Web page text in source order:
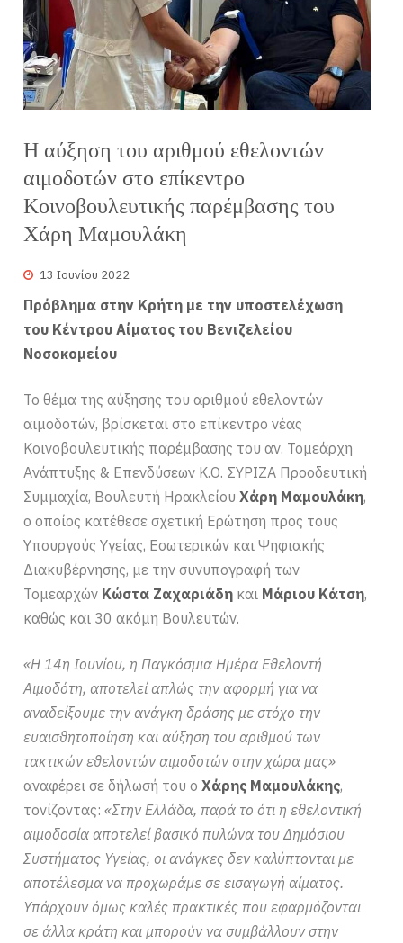
Η αύξηση του αριθμού εθελοντών
αιμοδοτών στο επίκεντρο
Κοινοβουλευτικής παρέμβασης του
Χάρη Μαμουλάκη
13 Ιουνίου 2022
Πρόβλημα στην Κρήτη με την υποστελέχωση
του Κέντρου Αίματος του Βενιζελείου
Νοσοκομείου
Το θέμα της αύξησης του αριθμού εθελοντών
αιμοδοτών, βρίσκεται στο επίκεντρο νέας
Κοινοβουλευτικής παρέμβασης του αν. Τομεάρχη
Ανάπτυξης & Επενδύσεων Κ.Ο. ΣΥΡΙΖΑ Προοδευτική
Συμμαχία, Βουλευτή ΗρακλείουΧάρη Μαμουλάκη,
ο οποίος κατέθεσε σχετική Ερώτηση προς τους
Υπουργούς Υγείας, Εσωτερικών και Ψηφιακής
Διακυβέρνησης, με την συνυπογραφή των
Τομεαρχών Κώστα Ζαχαριάδη και Μάριου Κάτση,
καθώς και 30 ακόμη Βουλευτών.
«Η 14η Ιουνίου, η Παγκόσμια Ημέρα Εθελοντή
Αιμοδότη, αποτελεί απλώς την αφορμή για να
αναδείξουμε την ανάγκη δράσης με στόχο την
ευαισθητοποίηση και αύξηση του αριθμού των
τακτικών εθελοντών αιμοδοτών στην χώρα μας»
αναφέρει σε δήλωσή του οΧάρης Μαμουλάκης,
τονίζοντας:«Στην Ελλάδα, παρά το ότι η εθελοντική
αιμοδοσία αποτελεί βασικό πυλώνα του Δημόσιου
Συστήματος Υγείας, οι ανάγκες δεν καλύπτονται με
αποτέλεσμα να προχωράμε σε εισαγωγή αίματος.
Υπάρχουν όμως καλές πρακτικές που εφαρμόζονται
σε άλλα κράτη και μπορούν να συμβάλλουν στην